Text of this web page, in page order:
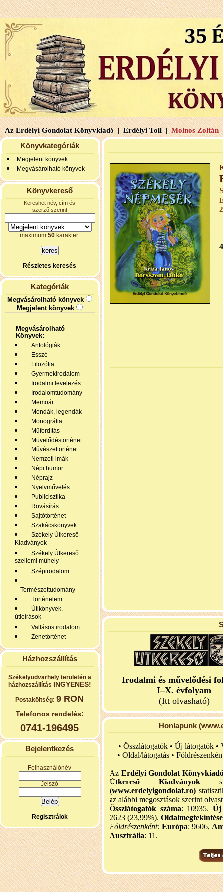
Az Erdélyi Gondolat Könyvkiadó | Erdélyi Toll | Molnos Zoltán
Könyvkategóriák
Megjelent könyvek
Megvásárolható könyvek
Könyvkereső
Kereshet név, cím és
szerző szerint
maximum50 karakter.
Részletes keresés
Kategóriák
Megvásárolható könyvek
Megjelent könyvek
Megvásárolható
Könyvek:
Antológiák
Esszé
Filozófia
Gyermekirodalom
Irodalmi levelezés
Irodalomtudomány
Memoár
Mondák, legendák
Monográfia
Műfordítás
Müvelődéstörténet
Művészettörténet
Nemzeti imák
Népi humor
Néprajz
Nyelvművelés
Publicisztika
Rovásírás
Sajtótörténet
Szakácskönyvek
Székely Útkereső
Kiadványok
Székely Útkereső
szellemi műhely
Szépirodalom
Természettudomány
Történelem
Útikönyvek,
útleírások
Vallásos irodalom
Zenetörténet
Házhozszállítás
Székelyudvarhely területén a
házhozszállítás INGYENES!
Postaköltség:9 RON
Telefonos rendelés:
0741-196495
Bejelentkezés
Felhasználónév
Jelszó
Regisztrálok
Irodalmi és művelődési
I–X. évfolyam
(Itt olvasható)
Honlapunk
• Összlátogatók • Új látogatók •
• Oldal/látogatás •
Az Erdélyi Gondolat
Útkereső Kiadványok
(www.erdelyigondolat.ro)
az alábbi megosztások szerint
Összlátogatók száma: 10935. Új
2623 (23,99%).
Földrészenként: Európa: 9606,
Ausztrália: 11.